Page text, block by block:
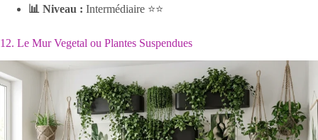
📊 Niveau : Intermédiaire ⭐⭐
12. Le Mur Vegetal ou Plantes Suspendues